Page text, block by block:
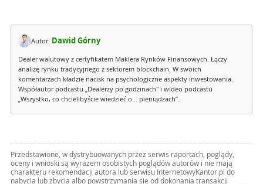
Autor: Dawid Górny
Dealer walutowy z certyfikatem Maklera Rynków Finansowych. Łączy
analizę rynku tradycyjnego z sektorem blockchain. W swoich
komentarzach kładzie nacisk na psychologiczne aspekty inwestowania.
Współautor podcastu „Dealerzy po godzinach" i wideo podcastu
„Wszystko, co chcielibyście wiedzieć o... pieniądzach”.
Przedstawione, w dystrybuowanych przez serwis raportach, poglądy,
oceny i wnioski są wyrazem osobistych poglądów autorów i nie mają
charakteru rekomendacji autora lub serwisu InternetowyKantor.pl do
nabycia lub zbycia albo powstrzymania się od dokonania transakcji